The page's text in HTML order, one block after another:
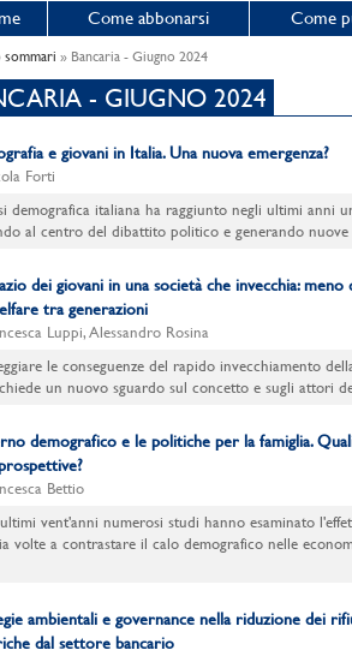
Come abbonarsi Come
» Bancaria - Giugno 2024
- GIUGNO 2024
e giovani in Italia. Una nuova emergenza?
Forti
demografica italiana ha raggiunto negli ultimi anni
al centro del dibattito politico e generando nuove
dei giovani in una società che invecchia:
tra generazioni
Luppi, Alessandro Rosina
le conseguenze del rapido invecchiamento
un nuovo sguardo sul concetto e sugli attori
demografico e le politiche per la famiglia.
Bettio
vent'anni numerosi studi hanno esaminato
volte a contrastare il calo demografico nelle
ambientali e governance nella riduzione dei
dal settore bancario